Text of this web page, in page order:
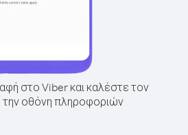
στο Viber και καλέστε τον
την οθόνη πληροφοριών